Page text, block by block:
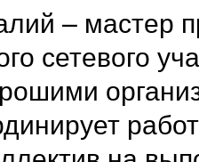
– мастер
сетевого